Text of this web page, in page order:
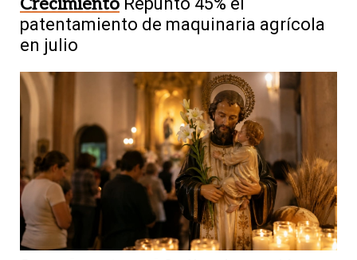
Crecimiento
patentamiento de maquinaria agrícola
en julio